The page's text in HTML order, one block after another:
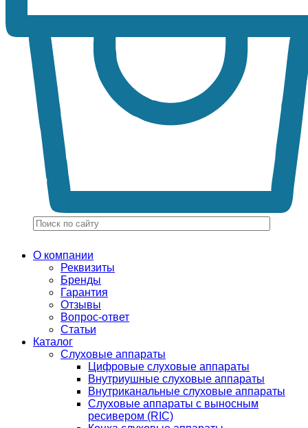
О компании
Реквизиты
Бренды
Гарантия
Отзывы
Вопрос-ответ
Статьи
Каталог
Слуховые аппараты
Цифровые слуховые аппараты
Внутриушные слуховые аппараты
Внутриканальные слуховые аппараты
Слуховые аппараты с выносным
ресивером (RIC)